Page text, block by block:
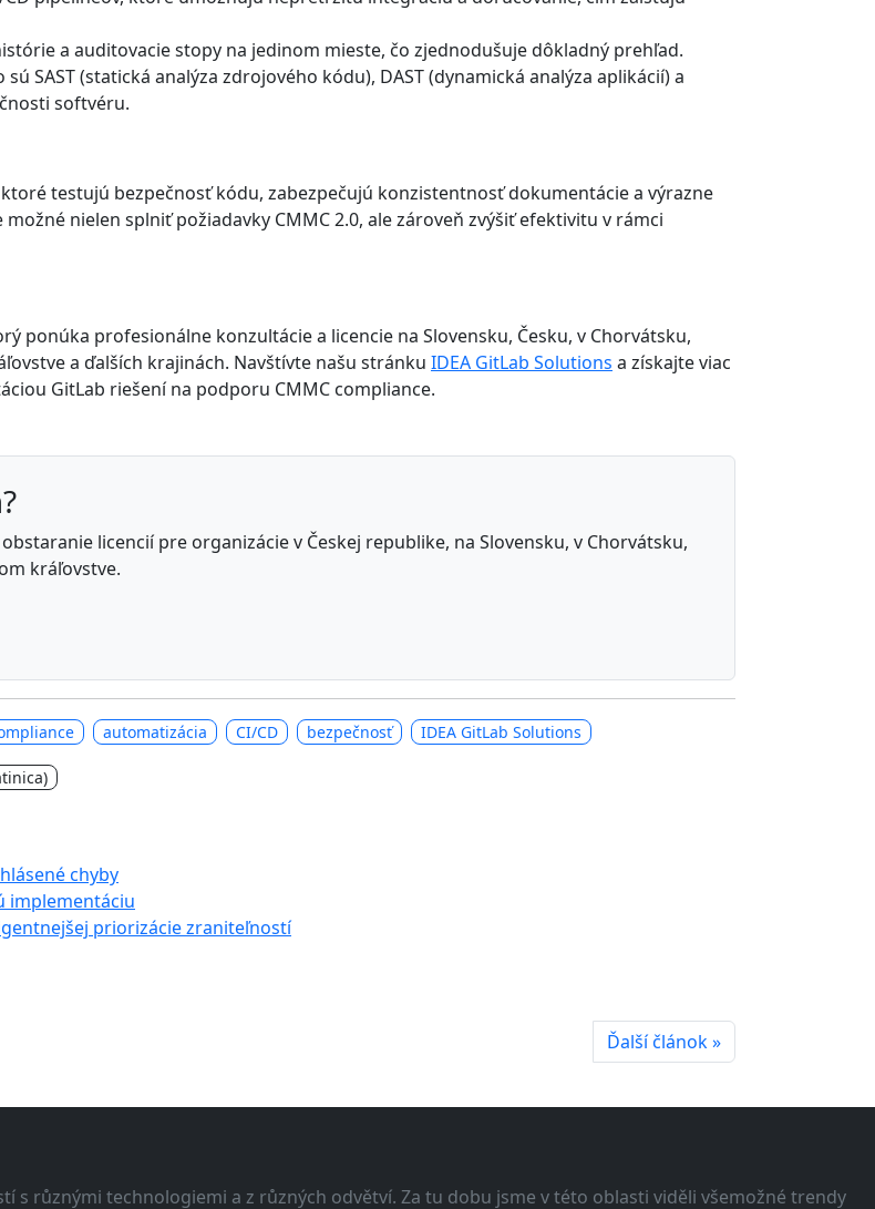
a auditovacie stopy na jedinom mieste, čo zjednodušuje dôkladný prehľad.
SAST (statická analýza zdrojového kódu), DAST (dynamická analýza aplikácií) a
softvéru.
testujú bezpečnosť kódu, zabezpečujú konzistentnosť dokumentácie a výrazne
nielen splniť požiadavky CMMC 2.0, ale zároveň zvýšiť efektivitu v rámci
ponúka profesionálne konzultácie a licencie na Slovensku, Česku, v Chorvátsku,
a ďalších krajinách. Navštívte našu stránku IDEA GitLab Solutions a získajte viac
GitLab riešení na podporu CMMC compliance.
licencií pre organizácie v Českej republike, na Slovensku, v Chorvátsku,
kráľovstve.
automatizácia CI/CD bezpečnosť IDEA GitLab Solutions
chyby
implementáciu
priorizácie zraniteľností
Ďalší článok »
s různými technologiemi a z různých odvětví. Za tu dobu jsme v této oblasti viděli všemožné trendy